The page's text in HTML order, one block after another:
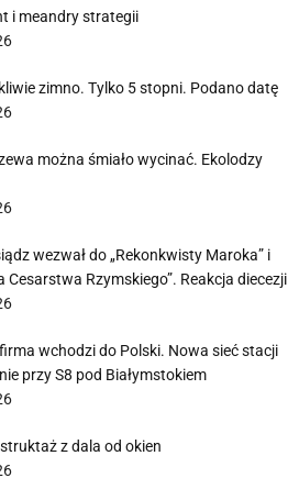
i meandry strategii
zimno. Tylko 5 stopni. Podano datę
można śmiało wycinać. Ekolodzy
wezwał do „Rekonkwisty Maroka” i
Cesarstwa Rzymskiego”. Reakcja diecezji
wchodzi do Polski. Nowa sieć stacji
przy S8 pod Białymstokiem
z dala od okien